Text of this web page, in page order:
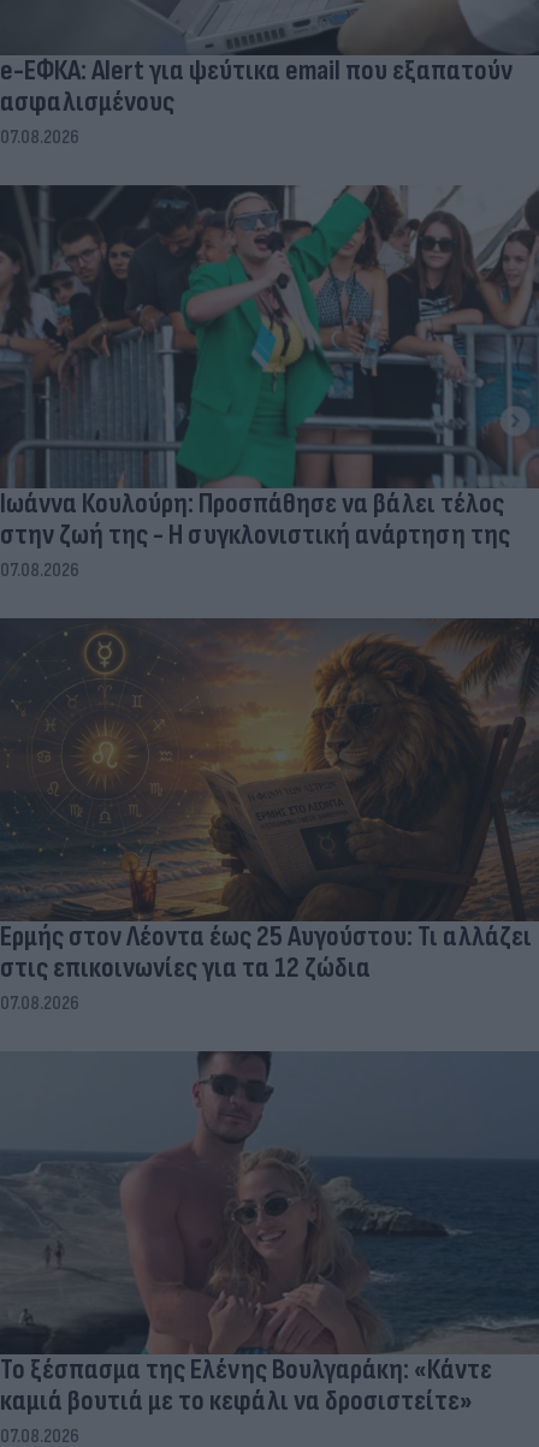
e-ΕΦΚΑ: Alert για ψεύτικα email που εξαπατούν
ασφαλισμένους
07.08.2026
Ιωάννα Κουλούρη: Προσπάθησε να βάλει τέλος
στην ζωή της - Η συγκλονιστική ανάρτηση της
07.08.2026
Ερμής στον Λέοντα έως 25 Αυγούστου: Τι αλλάζει
στις επικοινωνίες για τα 12 ζώδια
07.08.2026
Το ξέσπασμα της Ελένης Βουλγαράκη: «Κάντε
καμιά βουτιά με το κεφάλι να δροσιστείτε»
07.08.2026